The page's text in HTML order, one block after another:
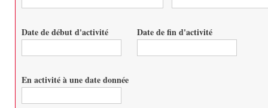
Date de début d'activité Date de fin d'activité
En activité à une date donnée